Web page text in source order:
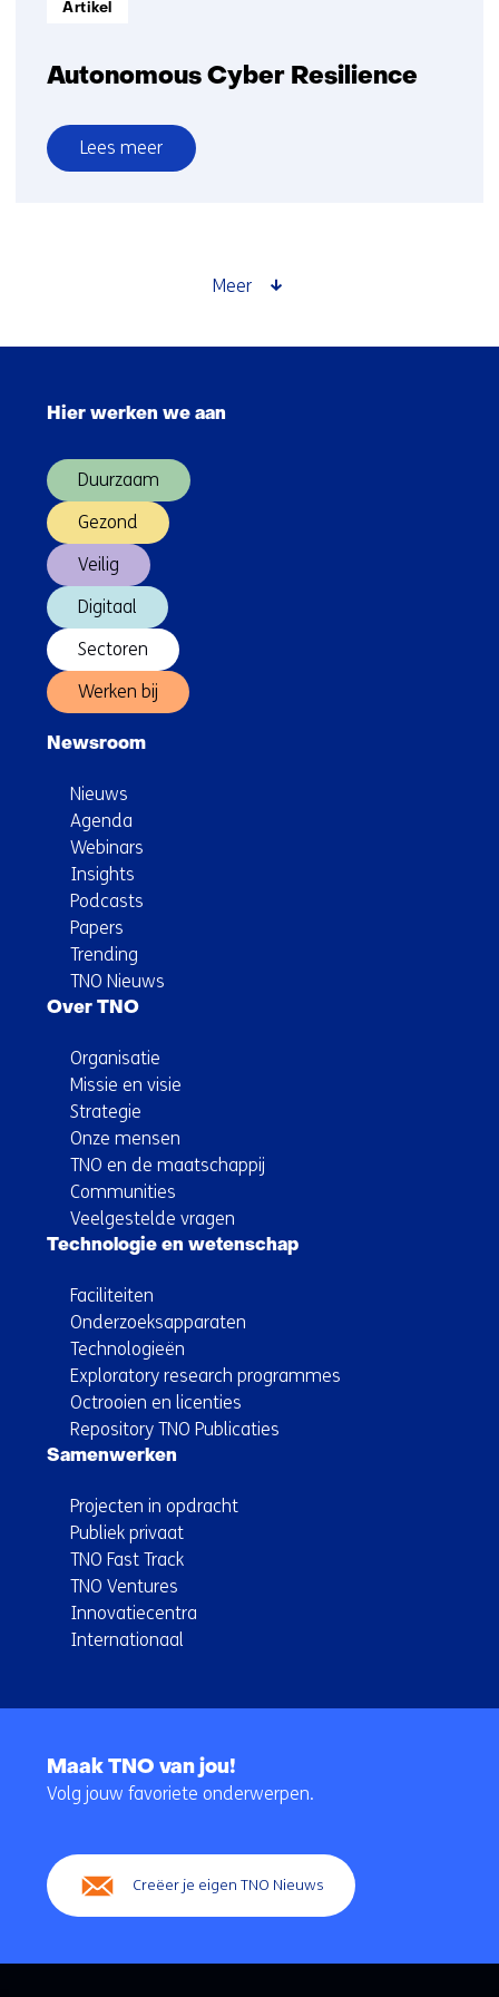
Autonomous Cyber Resilience
Artikel
Lees meer
over
Meer
Hier werken we aan
Duurzaam
Gezond
Veilig
Digitaal
Sectoren
Werken bij
Newsroom
Nieuws
Agenda
Webinars
Insights
Podcasts
Papers
Trending
TNO Nieuws
Over TNO
Organisatie
Missie en visie
Strategie
Onze mensen
TNO en de maatschappij
Communities
Veelgestelde vragen
Technologie en wetenschap
Faciliteiten
Onderzoeksapparaten
Technologieën
Exploratory research programmes
Octrooien en licenties
Repository TNO Publicaties
Samenwerken
Projecten in opdracht
Publiek privaat
TNO Fast Track
TNO Ventures
Innovatiecentra
Internationaal
navigatie
Maak TNO van jou!
Volg jouw favoriete onderwerpen.
Creëer je eigen TNO Nieuws